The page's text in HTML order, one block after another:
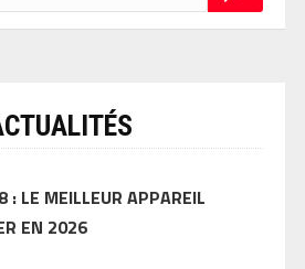
: LE MEILLEUR APPAREIL
EN 2026